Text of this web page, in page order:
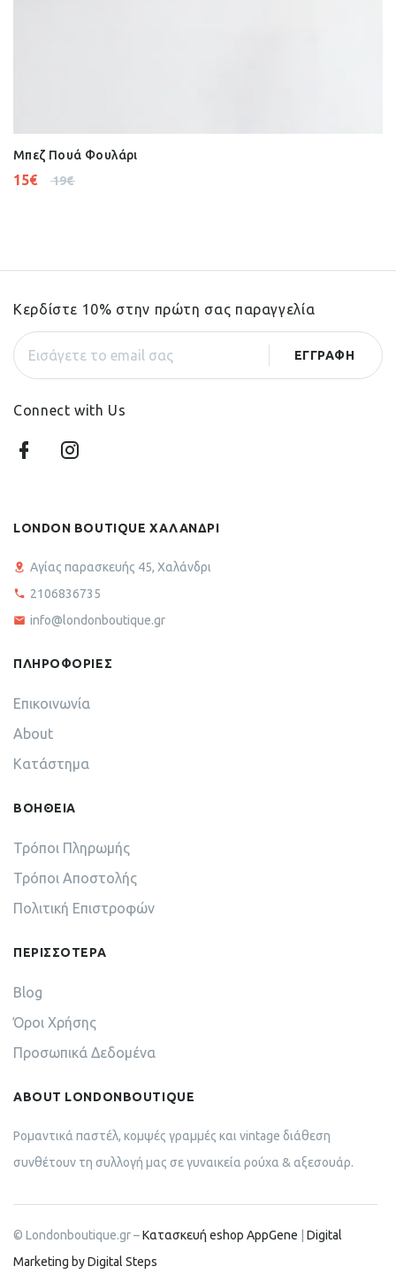
Μπεζ Πουά Φουλάρι
19€
15€
Κερδίστε 10% στην πρώτη σας παραγγελία
Connect with Us
LONDON BOUTIQUE ΧΑΛΑΝΔΡΙ
Αγίας παρασκευής 45, Χαλάνδρι
2106836735
info@londonboutique.gr
ΠΛΗΡΟΦΟΡΙΕΣ
Επικοινωνία
About
Κατάστημα
ΒΟΗΘΕΙΑ
Τρόποι Πληρωμής
Τρόποι Αποστολής
Πολιτική Επιστροφών
ΠΕΡΙΣΣΟΤΕΡΑ
Blog
Όροι Χρήσης
Προσωπικά Δεδομένα
ABOUT LONDONBOUTIQUE
Ρομαντικά παστέλ, κομψές γραμμές και vintage διάθεση
συνθέτουν τη συλλογή μας σε γυναικεία ρούχα & αξεσουάρ.
© Londonboutique.gr –Κατασκευή eshop AppGene
Digital
Marketing by Digital Steps